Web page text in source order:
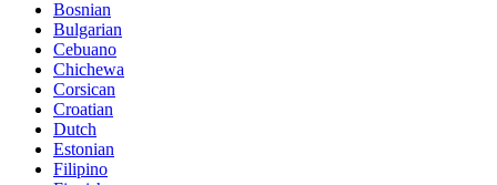
Bosnian
Bulgarian
Cebuano
Chichewa
Corsican
Croatian
Dutch
Estonian
Filipino